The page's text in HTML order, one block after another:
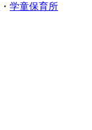
・ 学童保育所